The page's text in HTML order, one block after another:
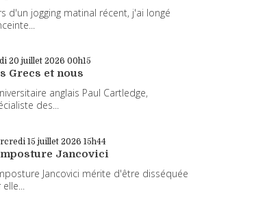
d'un jogging matinal récent, j'ai longé
20 juillet 2026 00h15
Grecs et nous
anglais Paul Cartledge,
des...
15 juillet 2026 15h44
Jancovici
Jancovici mérite d'être disséquée
elle...